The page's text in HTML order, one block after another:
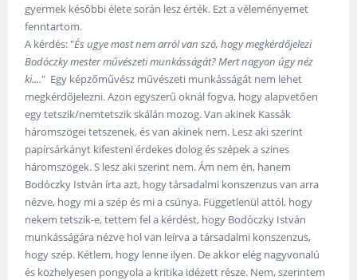
gyermek későbbi élete során lesz érték. Ezt a véleményemet
fenntartom.
A kérdés: "És ugye most nem arról van szó, hogy megkérdőjelezi
Bodóczky mester művészeti munkásságát? Mert nagyon úgy néz
ki...." Egy képzőművész művészeti munkásságát nem lehet
megkérdőjelezni. Azon egyszerű oknál fogva, hogy alapvetően
egy tetszik/nemtetszik skálán mozog. Van akinek Kassák
háromszögei tetszenek, és van akinek nem. Lesz aki szerint
papírsárkányt kifesteni érdekes dolog és szépek a szines
háromszögek. S lesz aki szerint nem. Ám nem én, hanem
Bodóczky István írta azt, hogy társadalmi konszenzus van arra
nézve, hogy mi a szép és mi a csúnya. Függetlenül attól, hogy
nekem tetszik-e, tettem fel a kérdést, hogy Bodóczky István
munkásságára nézve hol van leírva a társadalmi konszenzus,
hogy szép. Kétlem, hogy lenne ilyen. De akkor elég nagyvonalú
és közhelyesen pongyola a kritika idézett része. Nem, szerintem